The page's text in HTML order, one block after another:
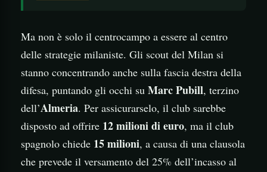
Ma non è solo il centrocampo a essere al centro
delle strategie milaniste. Gli scout del Milan si
stanno concentrando anche sulla fascia destra della
difesa, puntando gli occhi su Marc Pubill, terzino
dell’Almeria. Per assicurarselo, il club sarebbe
disposto ad offrire 12 milioni di euro, ma il club
spagnolo chiede 15 milioni, a causa di una clausola
che prevede il versamento del 25% dell’incasso al